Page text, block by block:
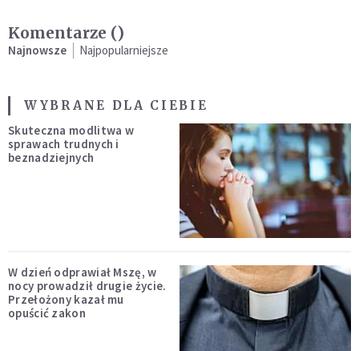
Komentarze ()
Najnowsze Najpopularniejsze
WYBRANE DLA CIEBIE
Skuteczna modlitwa w
sprawach trudnych i
beznadziejnych
W dzień odprawiał Mszę, w
nocy prowadził drugie życie.
Przełożony kazał mu
opuścić zakon